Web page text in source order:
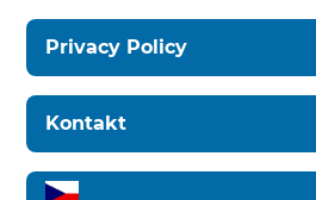
Privacy Policy
Kontakt